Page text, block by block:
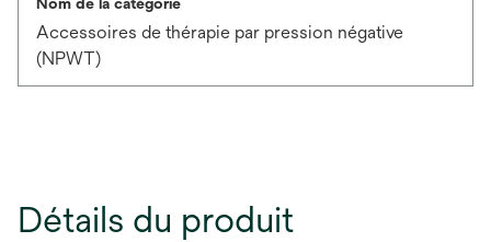
Nom de la catégorie
Accessoires de thérapie par pression négative
(NPWT)
Détails du produit